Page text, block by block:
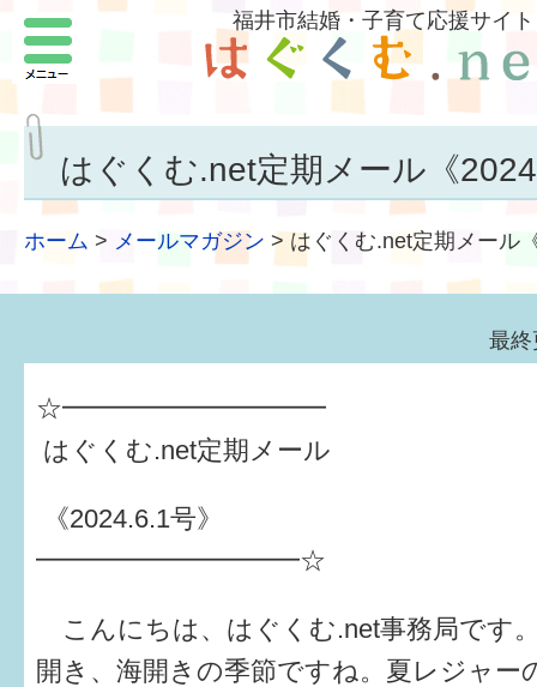
福井市結婚・子育て応援サイト
はぐくむ.net定期メール《
ホーム > メールマガジン > はぐくむ.net定期メール
最終
☆━━━━━━━━━━
はぐくむ.net定期メール
《2024.6.1号》
━━━━━━━━━━☆
こんにちは、はぐくむ.net事務局です
開き、海開きの季節ですね。夏レジャー
メニュー
結婚したい
子どもがほしい
子どもを育てよう
もしものときの緊急連絡先
届出・手当・助成
健診・予防接種
子どもを預けたい